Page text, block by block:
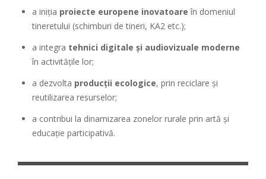
a iniția proiecte europene inovatoare în domeniul
tineretului (schimburi de tineri, KA2 etc.);
a integra tehnici digitale și audiovizuale moderne
în activitățile lor;
a dezvolta producții ecologice, prin reciclare și
reutilizarea resurselor;
a contribui la dinamizarea zonelor rurale prin artă și
educație participativă.